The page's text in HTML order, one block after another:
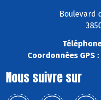
Boulevard
Coordonnées GPS :
Nous suivre sur